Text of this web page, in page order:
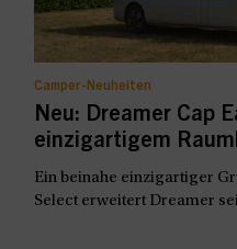
Camper-Neuheiten
Neu: Dreamer Cap
einzigartigem
Ein beinahe einzigartiger
Select erweitert Dreamer